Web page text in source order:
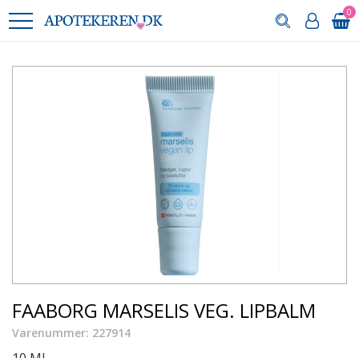
0
FAABORG MARSELIS VEG. LIPBALM
Varenummer: 227914